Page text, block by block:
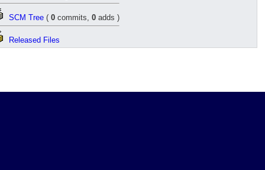
SCM Tree ( 0 commits, 0 adds )
Released Files